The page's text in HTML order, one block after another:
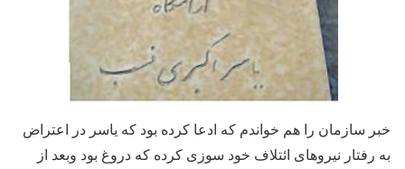
خبر سازمان را هم خواندم که ادعا کرده بود که یاسر در اعتراض
به رفتار نیروهای ائتلاف خود سوزی کرده که دروغ بود وبعد از